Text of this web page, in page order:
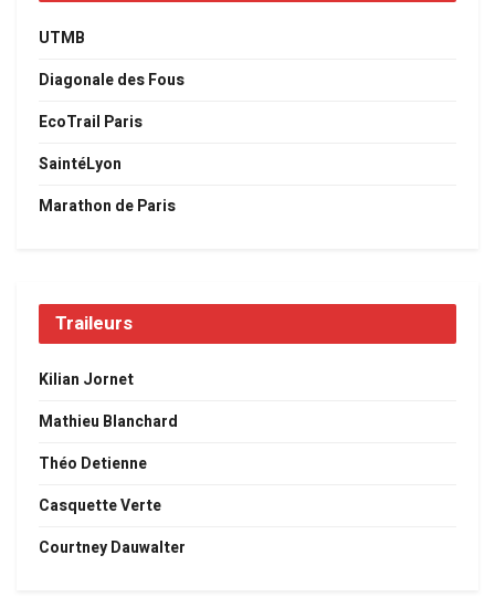
UTMB
Diagonale des Fous
EcoTrail Paris
SaintéLyon
Marathon de Paris
Traileurs
Kilian Jornet
Mathieu Blanchard
Théo Detienne
Casquette Verte
Courtney Dauwalter